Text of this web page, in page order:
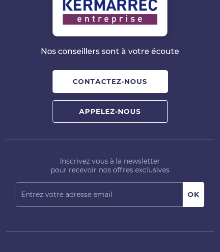
Nos conseillers sont à votre écoute
CONTACTEZ-NOUS
APPELEZ-NOUS
Inscrivez vous à la newsletter
pour recevoir nos offres exclusives